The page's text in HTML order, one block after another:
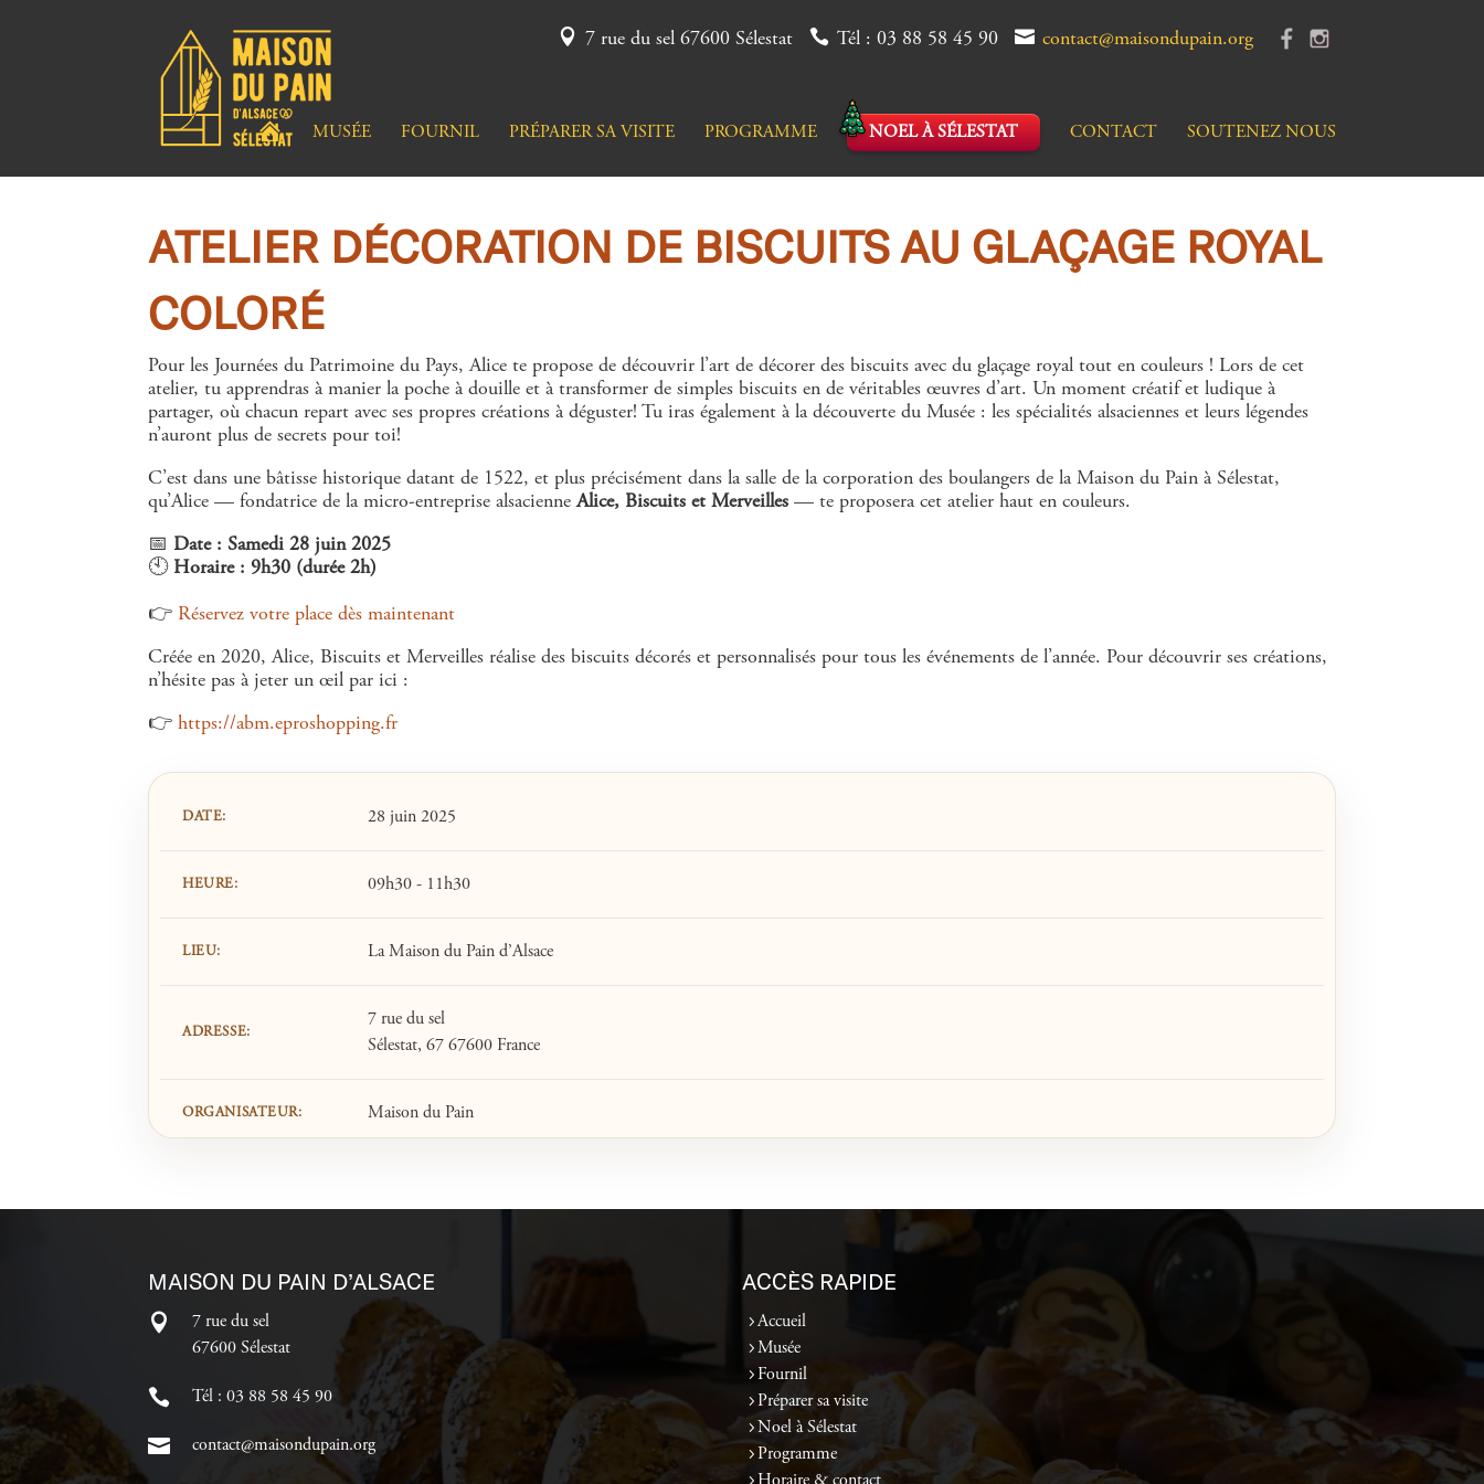
7 rue du sel 67600 Sélestat Tél : 03 88 58 45 90 contact@maisondupain.org
A
C
U
MUSÉE FOURNIL PRÉPARER SA VISITE PROGRAMME NOEL À SÉLESTAT CONTACT SOUTENEZ NOUS
ATELIER DÉCORATION DE BISCUITS AU GLAÇAGE ROYAL
COLORÉ
Pour les Journées du Patrimoine du Pays, Alice te propose de découvrir l’art de décorer des biscuits avec du glaçage royal tout en couleurs ! Lors de cet
atelier, tu apprendras à manier la poche à douille et à transformer de simples biscuits en de véritables œuvres d’art. Un moment créatif et ludique à
partager, où chacun repart avec ses propres créations à déguster! Tu iras également à la découverte du Musée : les spécialités alsaciennes et leurs légendes
n’auront plus de secrets pour toi!
C’est dans une bâtisse historique datant de 1522, et plus précisément dans la salle de la corporation des boulangers de la Maison du Pain à Sélestat,
qu’Alice — fondatrice de la micro-entreprise alsacienneAlice, Biscuits et Merveilles — te proposera cet atelier haut en couleurs.
📅 Date : Samedi 28 juin 2025
🕙 Horaire : 9h30 (durée 2h)
👉 Réservez votre place dès maintenant
Créée en 2020, Alice, Biscuits et Merveilles réalise des biscuits décorés et personnalisés pour tous les événements de l’année. Pour découvrir ses créations,
n’hésite pas à jeter un œil par ici :
👉https://abm.eproshopping.fr
DATE: 28 juin 2025
HEURE: 09h30 - 11h30
LIEU: La Maison du Pain d’Alsace
ADRESSE:
7 rue du sel
Sélestat, 67 67600 France
ORGANISATEUR: Maison du Pain
MAISON DU PAIN D’ALSACE
7 rue du sel
67600 Sélestat
Tél : 03 88 58 45 90
contact@maisondupain.org
ACCÈS RAPIDE
Accueil
Musée
Fournil
Préparer sa visite
Noel à Sélestat
Programme